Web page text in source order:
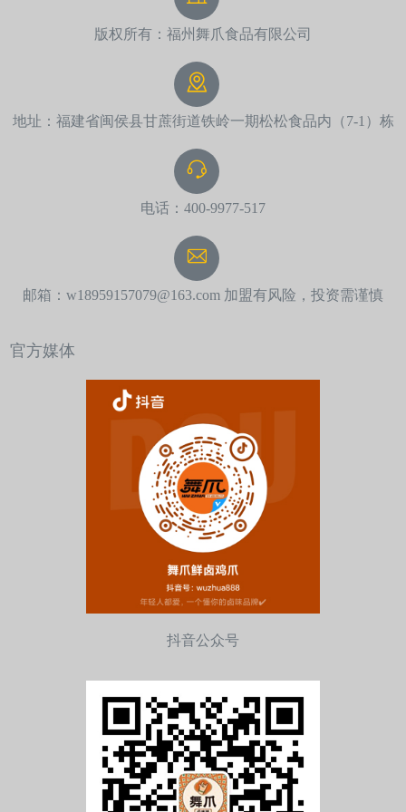
版权所有：福州舞爪食品有限公司
地址：福建省闽侯县甘蔗街道铁岭一期松松食品内（7-1）栋
电话：400-9977-517
邮箱：w18959157079@163.com 加盟有风险，投资需谨慎
官方媒体
抖音公众号